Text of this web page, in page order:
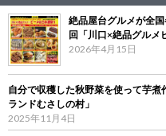
絶品屋台グルメが全
回「川口×絶品グルメ
2026年4月15日
自分で収穫した秋野菜を使って芋
ランドむさしの村」
2025年11月4日